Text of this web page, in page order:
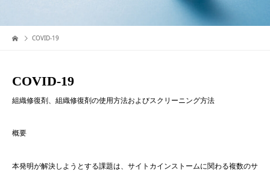
COVID-19
COVID-19
組織修復剤、組織修復剤の使用方法およびスクリーニング方法
概要
本発明が解決しようとする課題は、サイトカインストームに関わる複数のサ